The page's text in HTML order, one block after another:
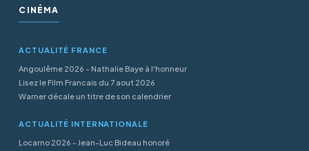
CINÉMA
ACTUALITÉ FRANCE
Angoulême 2026 - Nathalie Baye à l'honneur
Lisez le Film Francais du 7 aout 2026
Warner décale un titre de son calendrier
ACTUALITÉ INTERNATIONALE
Locarno 2026 - Jean-Luc Bideau honoré